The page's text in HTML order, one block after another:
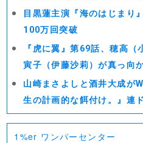
目黒蓮主演『海のはじまり
100万回突破
『虎に翼』第69話、穂高
寅子（伊藤沙莉）が真っ向
山崎まさよしと酒井大成
生の計画的な餌付け。』連
1%er ワンパーセンター